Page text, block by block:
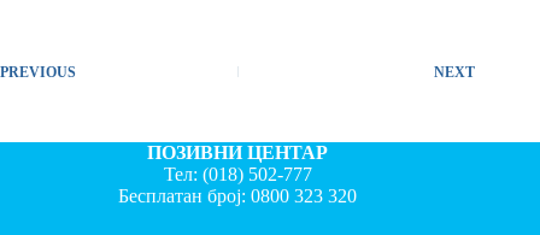
PREVIOUS NEXT
ПОЗИВНИ ЦЕНТАР
Тел: (018) 502-777
Бесплатан број:0800 323 320